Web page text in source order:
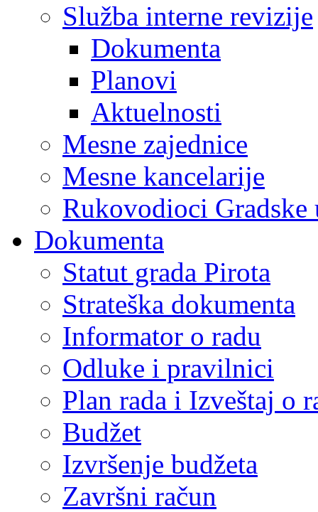
Služba interne revizije
Dokumenta
Planovi
Aktuelnosti
Mesne zajednice
Mesne kancelarije
Rukovodioci Gradske
Dokumenta
Statut grada Pirota
Strateška dokumenta
Informator o radu
Odluke i pravilnici
Plan rada i Izveštaj o
Budžet
Izvršenje budžeta
Završni račun